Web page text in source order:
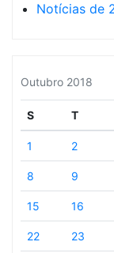
Notícias de
Outubro 2018
S T
1 2
8 9
15 16
22 23